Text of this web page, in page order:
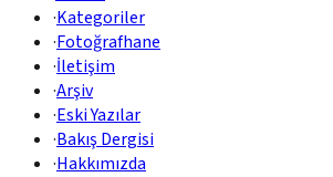
·Kategoriler
·Fotoğrafhane
·İletişim
·Arşiv
·Eski Yazılar
·Bakış Dergisi
·Hakkımızda